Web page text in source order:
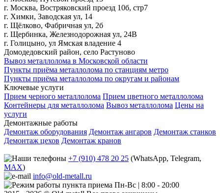
г. Москва, Востряковский проезд 10б, стр7
г. Химки, Заводская ул, 14
г. Щёлково, Фабричная ул, 2б
г. Щербинка, Железнодорожная ул, 24В
г. Голицыно, ул Ямская владение 4
Домодедовский район, село Растуново
Вывоз металлолома в Московской области
Пункты приёма металлолома по станциям метро
Пункты приёма металлолома по округам и районам
Ключевые услуги
Прием черного металлолома Прием цветного металлолома
Контейнеры для металлолома Вывоз металлолома Цены на
услуги
Демонтажные работы
Демонтаж оборудования Демонтаж ангаров Демонтаж станков
Демонтаж цехов Демонтаж кранов
+7 (910) 478 20 25 (WhatsApp, Telegram,
MAX)
info@old-metall.ru
Пн-Вс | 8:00 - 20:00